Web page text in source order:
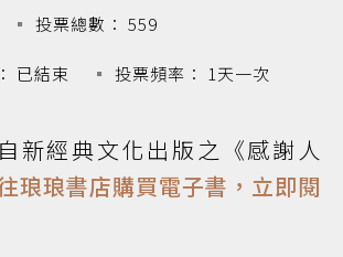
投票總數： 559
已結束 投票頻率： 1天一次
新經典文化出版之《感謝人
琅琅書店購買電子書，立即閱